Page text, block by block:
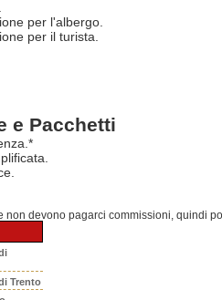
per l'albergo.
per il turista.
e Pacchetti
non devono pagarci commissioni, quindi
Trento